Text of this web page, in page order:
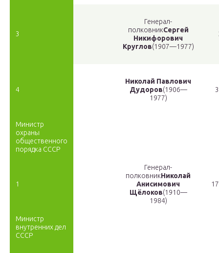
3
Генерал-
полковникСергей
Никифорович
Круглов(1907—1977)
4
Николай Павлович
Дудоров(1906—
1977)
Министр
охраны
общественного
порядка СССР
1
Генерал-
полковникНиколай
Анисимович
Щёлоков(1910—
1984)
Министр
внутренних дел
СССР